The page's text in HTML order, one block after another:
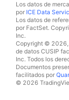
Los datos de
por ICE Data
Los datos de
por FactSet.
Inc.
Copyright © 2026,
de datos CUSIP
Inc. Todos los
Documentos
facilitados por
© 2026